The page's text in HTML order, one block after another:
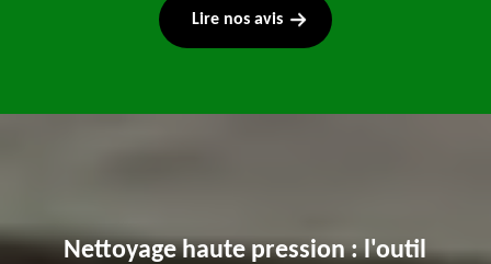
Lire nos avis
Nettoyage haute pression : l'outil